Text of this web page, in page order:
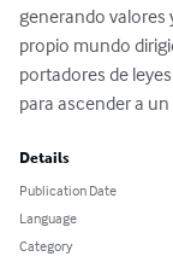
generando
propio mundo
portadores de
para ascender a
Details
Publication Date
Language
Category